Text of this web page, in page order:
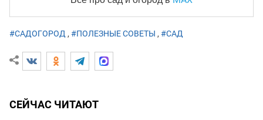
#САДОГОРОД , #ПОЛЕЗНЫЕ СОВЕТЫ , #САД
СЕЙЧАС ЧИТАЮТ